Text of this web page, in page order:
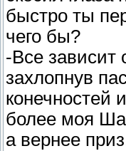
быстро ты
чего бы?
-Все зависит
захлопнув
конечностей
более моя
а вернее